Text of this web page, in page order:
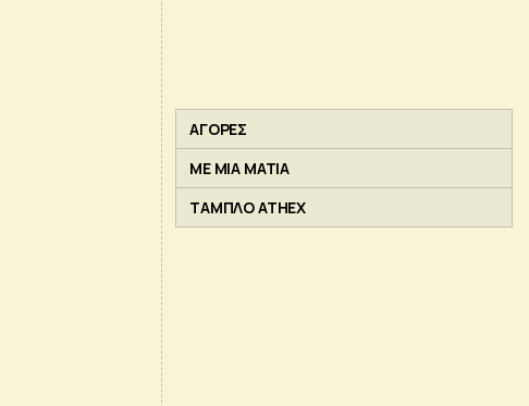
ΑΓΟΡΕΣ
ΜΕ ΜΙΑ ΜΑΤΙΑ
ΤΑΜΠΛΟ ATHEX